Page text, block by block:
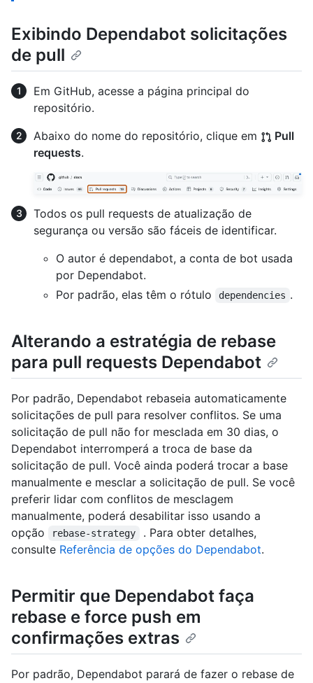
Exibindo Dependabot solicitações
de pull
Em GitHub, acesse a página principal do
repositório.
Abaixo do nome do repositório, clique em
Pull
requests.
Todos os pull requests de atualização de
segurança ou versão são fáceis de identificar.
O autor é dependabot, a conta de bot usada
por Dependabot.
Por padrão, elas têm o rótulo
dependencies .
Alterando a estratégia de rebase
para pull requests Dependabot
Por padrão, Dependabot rebaseia automaticamente
solicitações de pull para resolver conflitos. Se uma
solicitação de pull não for mesclada em 30 dias, o
Dependabot interromperá a troca de base da
solicitação de pull. Você ainda poderá trocar a base
manualmente e mesclar a solicitação de pull. Se você
preferir lidar com conflitos de mesclagem
manualmente, poderá desabilitar isso usando a
opção
rebase-strategy
. Para obter detalhes,
consulte Referência de opções do Dependabot.
Permitir que Dependabot faça
rebase e force push em
confirmações extras
Por padrão, Dependabot parará de fazer o rebase de